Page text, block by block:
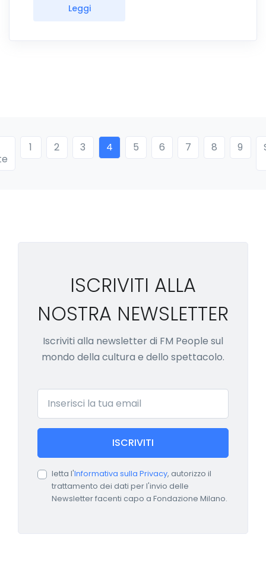
Leggi
«
1 2 3 4 5 6 7 8 9
ISCRIVITI ALLA
NOSTRA NEWSLETTER
Iscriviti alla newsletter di FM People sul
mondo della cultura e dello spettacolo.
Email
ISCRIVITI
letta l'Informativa sulla Privacy, autorizzo il
trattamento dei dati per l'invio delle
Newsletter facenti capo a Fondazione Milano.